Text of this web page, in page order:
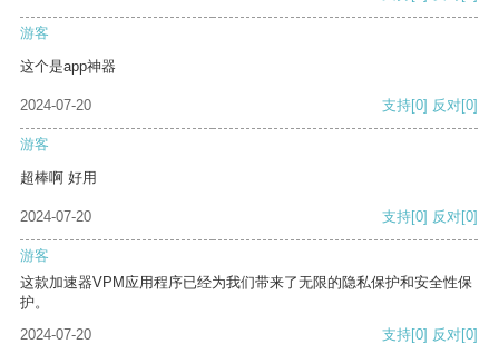
游客
这个是app神器
2024-07-20 支持[0] 反对[0]
游客
超棒啊 好用
2024-07-20 支持[0] 反对[0]
游客
这款加速器VPM应用程序已经为我们带来了无限的隐私保护和安全性保
护。
2024-07-20
支持[0] 反对[0]